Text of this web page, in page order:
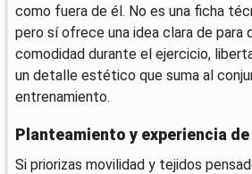
como fuera de él. No es una ficha
pero sí ofrece una idea clara de para
comodidad durante el ejercicio,
un detalle estético que suma al
entrenamiento.
Planteamiento y experiencia de
Si priorizas movilidad y tejidos